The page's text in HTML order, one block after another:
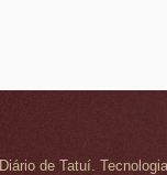
de Tatuí.